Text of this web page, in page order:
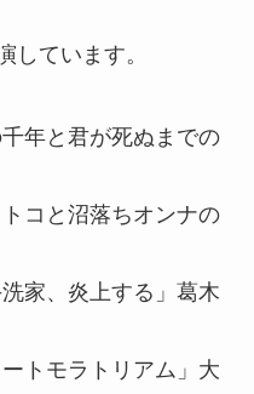
しています。
年と君が死ぬまでの
コと沼落ちオンナの
家、炎上する」葛木
トモラトリアム」大